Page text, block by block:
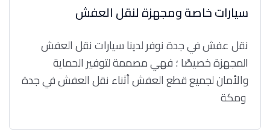
سيارات خاصة ومجهزة لنقل العفش
نقل عفش في جدة نوفر لدينا سيارات نقل العفش
المجهزة خصيصًا ؛ فهي مصممة لتوفير الحماية
والأمان لجميع قطع العفش أثناء نقل العفش في جدة